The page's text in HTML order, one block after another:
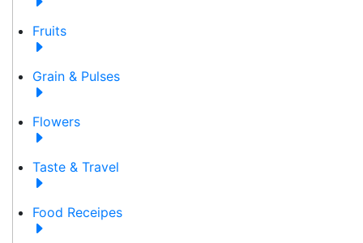
Fruits
Grain & Pulses
Flowers
Taste & Travel
Food Receipes